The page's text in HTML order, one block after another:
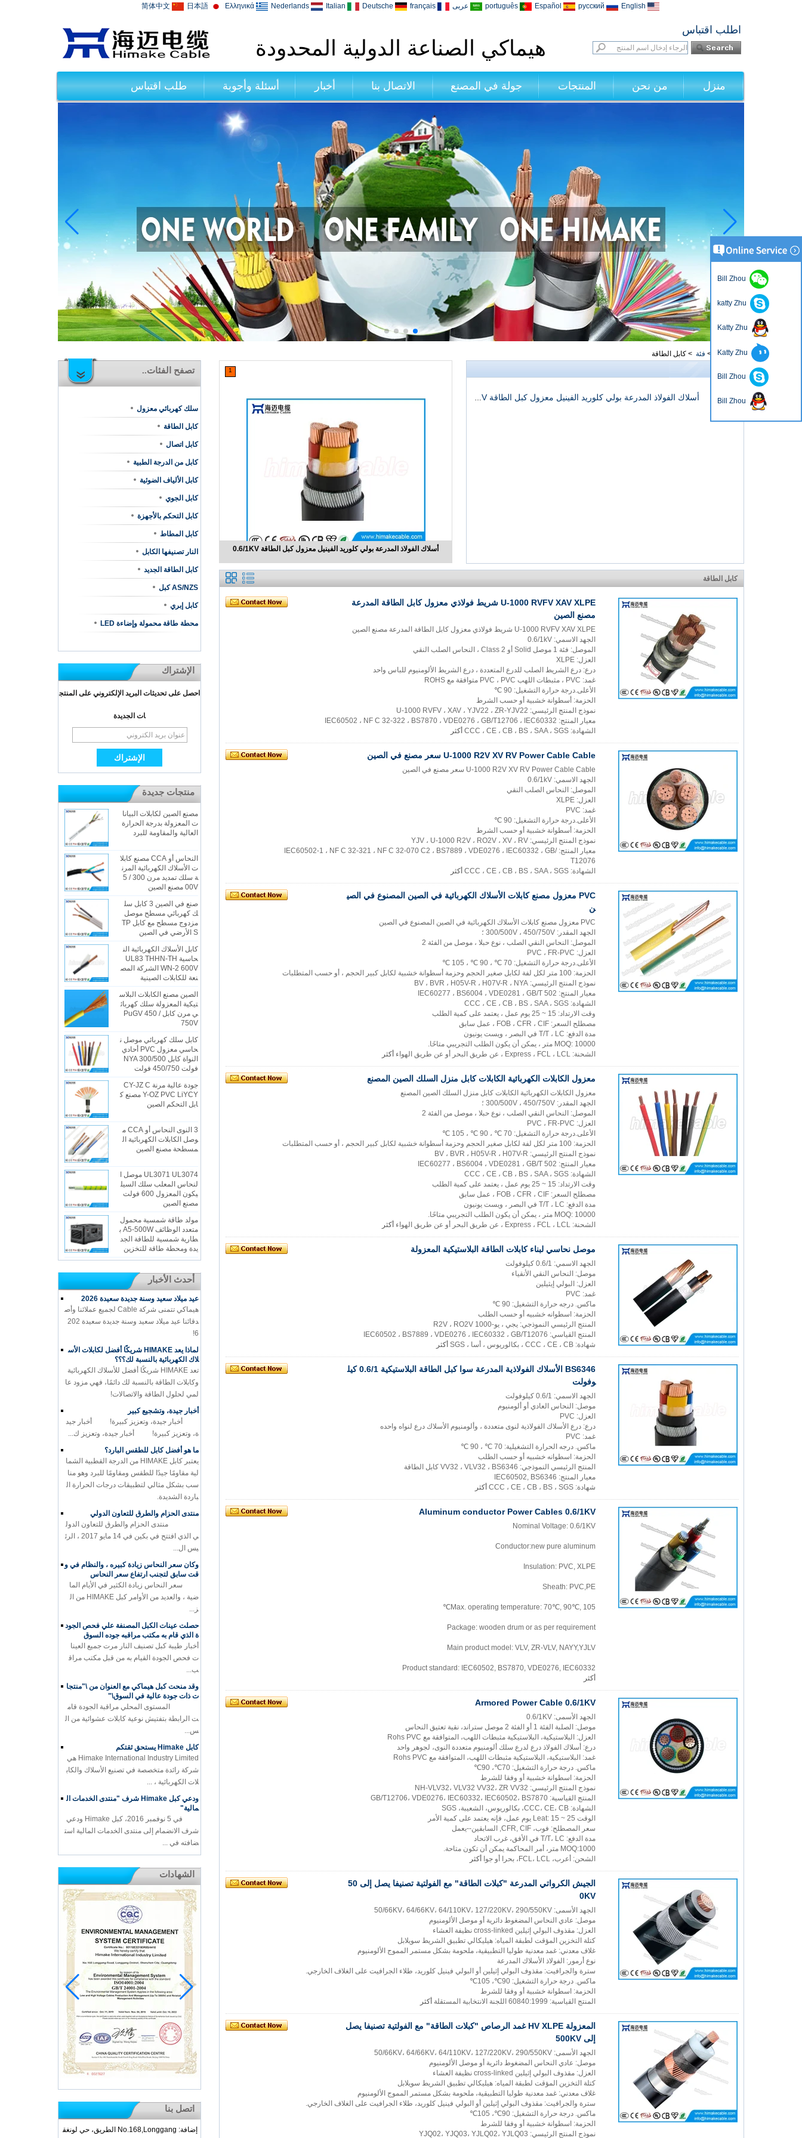
English
русский
Español
português عربى français
Deutsche
Italian
Nederlands
Ελληνικά
日本語
简体中文
هيماكي الصناعة الدولية المحدودة
اطلب اقتباس
منزل من نحن المنتجات جولة في المصنع الاتصال بنا أخبار أسئلة وأجوبة طلب اقتباس
منزل، بيت > فئة > كابل الطاقة
تصفح الفئات..
سلك كهربائي معزول
كابل الطاقة
كابل اتصال
كابل من الدرجة الطبية
كابل الألياف الضوئية
كابل الجوي
كابل التحكم بالأجهزة
كابل المطاط
النار تصنيفها الكابل
كابل الطاقة الجديد
AS/NZS كبل
كابل إبري
محطة طاقة محمولة وإضاءة LED
الإشتراك
احصل على تحديثات البريد الإلكتروني على المنتج
ات الجديدة
منتجات جديدة
مصنع الصين لكابلات البيانا
ت المعزولة بدرجة الحرارة
العالية والمقاومة للبرد
النحاس أو CCA مصنع كابلا
ت الأسلاك الكهربائية المرن
ة سلك تمديد مرن 300 / 5
00V مصنع الصين
صنع في الصين 3 كابل سل
ك كهربائي مسطح موصل
مزدوج مسطح مع كابل TP
S الأرضي في الصين
كابل الأسلاك الكهربائية الن
حاسية UL83 THHN-TH
WN-2 600V الشركة المص
نعة للكابلات الصينية
الصين مصنع الكابلات البلاس
تيكية المعزولة سلك كهربائ
ي مرن كابل PuGV 450 /
750V
كابل سلك كهربائي موصل ن
حاسي معزول PVC أحادي
النواة كابل NYA 300/500
فولت 450/750 فولت
جودة عالية مرنة CY-JZ C
Y-OZ PVC LiYCY مصنع ك
ابل التحكم الصين
3 النوى النحاس أو CCA م
وصل الكابلات الكهربائية ال
مسطحة مصنع الصين
UL3071 UL3074 موصل ا
لنحاس المعلب سلك السيل
يكون المعزول 600 فولت
مصنع الصين
مولد طاقة شمسية محمول
متعدد الوظائف A5-500W ب
طارية شمسية للطاقة الجد
يدة ومحطة طاقة للتخزين
أحدث الأخبار
عيد ميلاد سعيد وسنة جديدة سعيدة 2026
هيماكي تتمنى شركة Cable لجميع عملائنا وأص
دقائنا عيد ميلاد سعيد وسنة جديدة سعيدة 202
6!
لماذا يعد HIMAKE شريكًا أفضل لكابلات الأس
لاك الكهربائية بالنسبة لك؟؟؟
تعد HIMAKE شريكًا أفضل للأسلاك الكهربائية
وكابلات الطاقة بالنسبة لك دائمًا، فهي مزود عا
لمي لحلول الطاقة والاتصالات!
أخبار جيدة، وتشجيع كبير
أخبار جيدة، وتعزيز كبيرة! أخبار جيد
ة، وتعزيز كبيرة! أخبار جيدة، وتعزيز ك...
ما هو أفضل كابل للطقس البارد؟
يعتبر كابل HIMAKE من الدرجة القطبية الشما
لية مقاومًا جيدًا للطقس ومقاومًا للبرد وهو منا
سب بشكل مثالي لتطبيقات درجات الحرارة ال
باردة الشديدة.
منتدى الحزام والطرق للتعاون الدولي
منتدى الحزام والطرق للتعاون الدول
ي الذي افتتح في بكين في 14 مايو 2017 ، الرئ
يس ال...
وكان سعر النحاس زيادة كبيره ، والنظام في و
قت سابق لتجنب ارتفاع سعر النحاس
سعر النحاس زيادة الكثير في الأيام الما
ضية ، والعديد من الأوامر كبل HIMAKE من ال
ز...
حصلت عينات الكبل المصنفة علي فحص الجود
ة الذي قام به مكتب مراقبه جوده السوق
أخبار طيبة كبل تصنيف النار مرت جميع العينا
ت فحص الجودة القيام به من قبل مكتب مراق
ب...
وقد منحت كبل هيماكي مع العنوان من \"منتجا
ت ذات جودة عالية في السوق\"
المستوى المحلي مراقبة الجودة قام
ت الرابطة بتفتيش نوعية كابلات عشوائية من ال
س...
كابل Himake يستحق ثقتكم
Himake International Industry Limited هي
شركة رائدة متخصصة في تصنيع الأسلاك والكاب
لات الكهربائية ، ...
ودعي كبل Himake شرف "منتدى الخدمات ال
مالية"
في 5 نوفمبر 2016، كبل Himake ودعي
شرف الانضمام إلى منتدى الخدمات المالية است
ضافته في ...
الشهادات
اتصل بنا
إضافة: No.168,Longgang الطريق، حي لونغق
1
أسلاك الفولاذ المدرعة بولي كلوريد الفينيل معزول كبل الطاقة 0.6/1KV
أسلاك الفولاذ المدرعة بولي كلوريد الفينيل معزول كبل الطاقة 0.6/1KV
كابل الطاقة
U-1000 RVFV XAV XLPE شريط فولاذي معزول كابل الطاقة المدرعة
مصنع الصين
U-1000 RVFV XAV XLPE شريط فولاذي معزول كابل الطاقة المدرعة مصنع الصين
الجهد الاسمي: 0.6/1kV
الموصل: فئة 1 موصل Solid أو Class 2 ، النحاس الصلب النقي
العزل: XLPE
درع: درع الشريط الصلب للدرع المتعددة ، درع الشريط الألومنيوم للباس واحد
غمد: PVC ، مثبطات اللهب PVC ، PVC متوافقة مع ROHS
الأعلى.درجة حرارة التشغيل: 90 ℃
الحزمة: أسطوانة خشبية أو حسب الشرط
نموذج المنتج الرئيسي: U-1000 RVFV ، XAV ، YJV22 ، ZR-YJV22
معيار المنتج: IEC60502 ، NF C 32-322 ، BS7870 ، VDE0276 ، GB/T12706 ، IEC60332
الشهادة: CCC ، CE ، CB ، BS ، SAA ، SGS
أكثر
U-1000 R2V XV RV Power Cable Cable سعر مصنع في الصين
U-1000 R2V XV RV Power Cable Cable سعر مصنع في الصين
الجهد الاسمي: 0.6/1kV
الموصل: النحاس الصلب النقي
العزل: XLPE
غمد: PVC
الأعلى.درجة حرارة التشغيل: 90 ℃
الحزمة: أسطوانة خشبية أو حسب الشرط
نموذج المنتج الرئيسي: YJV ، U-1000 R2V ، RO2V ، XV ، RV
معيار المنتج: IEC60502-1 ، NF C 32-321 ، NF C 32-070 C2 ، BS7889 ، VDE0276 ، IEC60332 ، GB/
T12076
الشهادة: CCC ، CE ، CB ، BS ، SAA ، SGS
أكثر
PVC معزول مصنع كابلات الأسلاك الكهربائية في الصين المصنوع في الصي
ن
PVC معزول مصنع كابلات الأسلاك الكهربائية في الصين المصنوع في الصين
الجهد المقدر: 300/500V ، 450/750V ؛
الموصل: النحاس النقي الصلب ، نوع حبلا ، موصل من الفئة 2
العزل: PVC ، FR-PVC
الأعلى.درجة حرارة التشغيل: 70 ℃ ، 90 ℃ ، 105 ℃
الحزمة: 100 متر لكل لفة لكابل صغير الحجم وحزمة أسطوانة خشبية لكابل كبير الحجم ، أو حسب المتطلبات
نموذج المنتج الرئيسي: BV ، BVR ، H05V-R ، H07V-R ، NYA
معيار المنتج: IEC60277 ، BS6004 ، VDE0281 ، GB/T 502
الشهادة: CCC ، CE ، CB ، BS ، SAA ، SGS
وقت الارتداد: 15 ~ 25 يوم عمل ، يعتمد على كمية الطلب
مصطلح السعر: FOB ، CFR ، CIF ، عمل سابق
مدة الدفع: T/T ، LC في البصر ، ويست يونيون
MOQ: 10000 متر ، يمكن أن يكون الطلب التجريبي متاحًا.
الشحنة: Express ، FCL ، LCL ، عن طريق البحر أو عن طريق الهواء
أكثر
معزول الكابلات الكهربائية الكابلات كابل منزل السلك الصين المصنع
معزول الكابلات الكهربائية الكابلات كابل منزل السلك الصين المصنع
الجهد المقدر: 300/500V ، 450/750V ؛
الموصل: النحاس النقي الصلب ، نوع حبلا ، موصل من الفئة 2
العزل: PVC ، FR-PVC
الأعلى.درجة حرارة التشغيل: 70 ℃ ، 90 ℃ ، 105 ℃
الحزمة: 100 متر لكل لفة لكابل صغير الحجم وحزمة أسطوانة خشبية لكابل كبير الحجم ، أو حسب المتطلبات
نموذج المنتج الرئيسي: BV ، BVR ، H05V-R ، H07V-R
معيار المنتج: IEC60277 ، BS6004 ، VDE0281 ، GB/T 502
الشهادة: CCC ، CE ، CB ، BS ، SAA ، SGS
وقت الارتداد: 15 ~ 25 يوم عمل ، يعتمد على كمية الطلب
مصطلح السعر: FOB ، CFR ، CIF ، عمل سابق
مدة الدفع: T/T ، LC في البصر ، ويست يونيون
MOQ: 10000 متر ، يمكن أن يكون الطلب التجريبي متاحًا.
الشحنة: Express ، FCL ، LCL ، عن طريق البحر أو عن طريق الهواء
أكثر
موصل نحاسي لبناء كابلات الطاقة البلاستيكية المعزولة
الجهد الاسمي: 0.6/1 كيلوفولت
موصل: النحاس النقي الأنقياء
العزل: البولي إيثيلين
غمد: PVC
ماكس. درجه حرارة التشغيل: 90 ℃
الحزمة: اسطوانه خشبيه أو حسب الطلب
المنتج الرئيسي النموذجي: يجي ، يو-1000 R2V ، RO2V
المنتج القياسي: IEC60502 ، BS7889 ، VDE0276 ، IEC60332 ، GB/T12076
شهادة: CCC ، CE ، CB ، بكالوريوس ، أسا ، SGS
أكثر
BS6346 الأسلاك الفولاذية المدرعة سوا كبل الطاقة البلاستيكية 0.6/1 كيل
وفولت
الجهد الاسمي: 0.6/1 كيلوفولت
موصل: النحاس العادي أو ألومنيوم
العزل: PVC
درع: درع الأسلاك الفولاذية لنوى متعددة ، وألومنيوم الأسلاك درع لنواه واحده
غمد: PVC
ماكس. درجه الحرارة التشغيلية: 70 ℃ ، 90 ℃
الحزمة: اسطوانه خشبيه أو حسب الطلب
المنتج الرئيسي النموذجي: VV32 ، VLV32 ، BS6346 كابل الطاقة
معيار المنتج: IEC60502, BS6346
شهادة: CCC ، CE ، CB ، BS ، SGS
أكثر
Aluminum conductor Power Cables 0.6/1KV
Nominal Voltage: 0.6/1KV
Conductor:new pure aluminum
Insulation: PVC, XLPE
Sheath: PVC,PE
Max. operating temperature: 70℃, 90℃, 105℃
Package: wooden drum or as per requirement
Main product model: VLV, ZR-VLV, NAYY,YJLV
Product standard: IEC60502, BS7870, VDE0276, IEC60332
أكثر
Armored Power Cable 0.6/1KV
الجهد الأسمى: 0.6/1KV
موصل: الصلبة الفئة 1 أو الفئة 2 موصل ستراند، نقية تعتيق النحاس
العزل: البلاستيكية، البلاستيكية مثبطات اللهب، المتوافقة مع Rohs PVC
درع: أسلاك الفولاذ درع لدرع سلك ألومنيوم متعددة النوى، لجوهر واحد
غمد: البلاستيكية، البلاستيكية مثبطات اللهب، المتوافقة مع Rohs PVC
ماكس. درجة حرارة التشغيل: 70℃، 90℃
الحزمة: اسطوانة خشبية أو وفقا للشرط
نموذج المنتج الرئيسي: NH-VLV32، VLV32 VV32، ZR VV32
المنتج القياسية: GB/T12706، VDE0276، IEC60332، IEC60502، BS7870
الشهادة: CCC، CE، CB، بكالوريوس، الشعيبة، SGS
الوقت Leat: 15 ~ 25 يوم عمل، فإنه يعتمد على كمية الأمر
سعر المصطلح: فوب، CFR, CIF, السابقين--يعمل
مدة الدفع: T/T، LC في الأفق، غرب الاتحاد
MOQ:1000 متر، أمر المحاكمة يمكن أن تكون متاحة.
الشحن: أعرب، FCL، LCL، بحرا أو جوا
أكثر
الجيش الكرواتي المدرعة "كبلات الطاقة" مع الفولتية تصنيفا يصل إلى 50
0KV
الجهد الأسمى: 50/66KV، 64/66KV، 64/110KV، 127/220KV، 290/550KV
موصل: عادي النحاس المضغوط دائرية أو موصل الألومنيوم
العزل: مقذوف البولي إثيلين cross-linked نظيفة العشاء
كتلة التخزين المؤقت لطبقة المياه: هيليكالي تطبيق الشريط سويلابل
غلاف معدني: غمد معدنية طوليا التطبيقية، ملحومة بشكل مستمر المموج الألومنيوم
نوع أرمور: الفولاذ الأسلاك المدرعة
سترة والجرافيت: مقذوف البولي إثيلين أو البولي فينيل كلوريد، طلاء الجرافيت على الغلاف الخارجي.
ماكس. درجة حرارة التشغيل: 90℃، 105℃
الحزمة: اسطوانة خشبية أو وفقا للشرط
المنتج القياسية: 60840:1999 اللجنة الانتخابية المستقلة
أكثر
المعزولة HV XLPE غمد الرصاص "كبلات الطاقة" مع الفولتية تصنيفا يصل
إلى 500KV
الجهد الأسمى: 50/66KV، 64/66KV، 64/110KV، 127/220KV، 290/550KV
موصل: عادي النحاس المضغوط دائرية أو موصل الألومنيوم
العزل: مقذوف البولي إثيلين cross-linked نظيفة العشاء
كتلة التخزين المؤقت لطبقة المياه: هيليكالي تطبيق الشريط سويلابل
غلاف معدني: غمد معدنية طوليا التطبيقية، ملحومة بشكل مستمر المموج الألومنيوم
سترة والجرافيت: مقذوف البولي إثيلين أو البولي فينيل كلوريد، طلاء الجرافيت على الغلاف الخارجي.
ماكس. درجة حرارة التشغيل: 90℃، 105℃
الحزمة: اسطوانة خشبية أو وفقا للشرط
نموذج المنتج الرئيسي: YJQ02، YJQ03، YJLQ02، YJLQ03
Bill Zhou